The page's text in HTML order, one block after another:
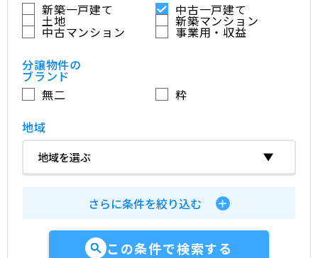
新築一戸建て
中古一戸建て
土地 新築マンション
中古マンション
事業用・収益
分譲物件の
ブランド
無二
粋
地域
地域を選ぶ
さらに条件を絞り込む
この条件で検索する